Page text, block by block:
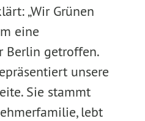
„Wir Grünen
eine
Berlin getroffen.
unsere
Sie stammt
lebt